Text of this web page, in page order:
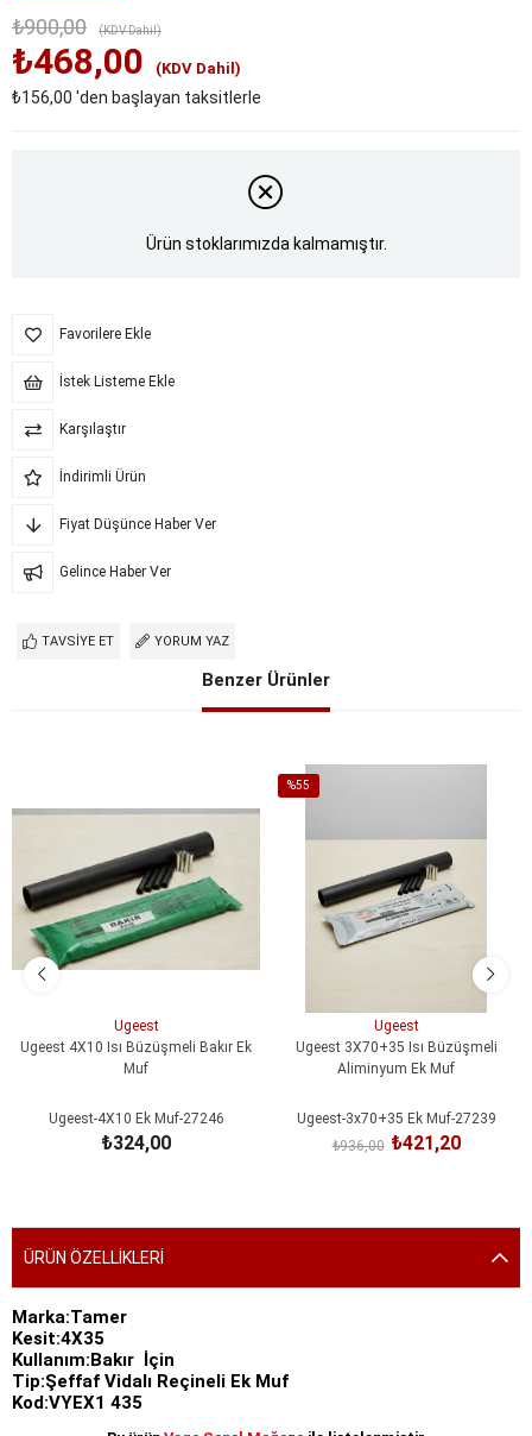
₺900,00 (KDV Dahil)
₺468,00 (KDV Dahil)
₺156,00 'den başlayan taksitlerle
Ürün stoklarımızda kalmamıştır.
Favorilere Ekle
İstek Listeme Ekle
Karşılaştır
İndirimli Ürün
Fiyat Düşünce Haber Ver
Gelince Haber Ver
TAVSIYE ET YORUM YAZ
Benzer Ürünler
Ugeest
Ugeest 4X10 Isı Büzüşmeli Bakır Ek
Muf
Ugeest-4X10 Ek Muf-27246
₺324,00
%55
Ugeest
Ugeest 3X70+35 Isı Büzüşmeli
Aliminyum Ek Muf
Ugeest-3x70+35 Ek Muf-27239
₺421,20
₺936,00
ÜRÜN ÖZELLIKLERI
Marka:Tamer
Kesit:4X35
Kullanım:Bakır İçin
Tip:Şeffaf Vidalı Reçineli Ek Muf
Kod:VYEX1 435